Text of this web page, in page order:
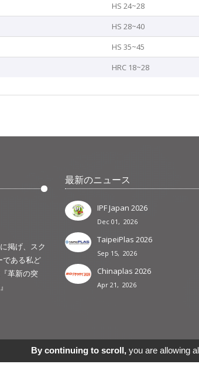
HS 24~28
HS 28~40
HS 35~45
HRC 18~28
掲げ、スク
である私ど
革新の突
最新のニュース
IPF Japan 2026
Dec 01, 2026
TaipeiPlas 2026
Sep 15, 2026
Chinaplas 2026
Apr 21, 2026
By continuing to scroll, you are allowing